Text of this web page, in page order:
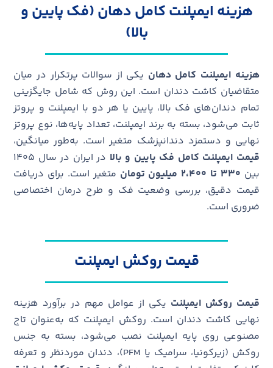
هزینه ایمپلنت کامل دهان (فک پایین و
بالا)
هزینه ایمپلنت کامل دهان یکی از سوالات پرتکرار در میان
متقاضیان کاشت دندان است. این روش که شامل جایگزینی
تمام دندان‌های فک بالا، پایین یا هر دو با ایمپلنت و پروتز
ثابت می‌شود، بسته به برند ایمپلنت، تعداد پایه‌ها، نوع پروتز
نهایی و دستمزد دندانپزشک متغیر است. به‌طور میانگین،
قیمت ایمپلنت کامل فک پایین و بالا
در ایران در سال ۱۴۰۵
بین
۳۳۰ تا ۲،۴۰۰ میلیون تومان متغیر است. برای دریافت
قیمت دقیق، بررسی وضعیت فک و طرح درمان اختصاصی
ضروری است.
قیمت روکش ایمپلنت
قیمت روکش ایمپلنت یکی از عوامل مهم در برآورد هزینه
نهایی کاشت دندان است. روکش ایمپلنت که به‌عنوان تاج
مصنوعی روی پایه ایمپلنت نصب می‌شود، بسته به جنس
روکش (زیرکونیا، سرامیک یا PFM)، دندان موردنظر و تعرفه